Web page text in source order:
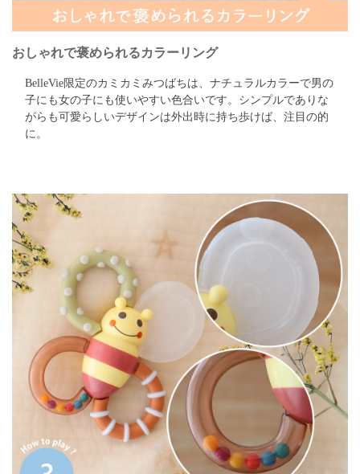
おしゃれで褒められるカラーリング
BelleVie限定のカミカミみつばちは、ナチュラルカラーで男の
子にも女の子にも使いやすい色合いです。 シンプルでありな
がらも可愛らしいデザインは外出時に持ち歩けば、注目の的
に。